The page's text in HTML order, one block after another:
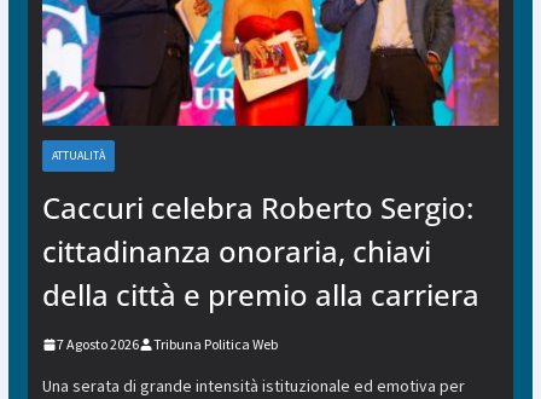
ATTUALITÀ
Caccuri celebra Roberto Sergio:
cittadinanza onoraria, chiavi
della città e premio alla carriera
7 Agosto 2026 Tribuna Politica Web
Una serata di grande intensità istituzionale ed emotiva per